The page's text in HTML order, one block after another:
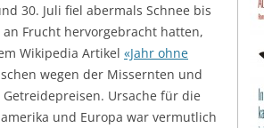
30. Juli fiel abermals Schnee bis
Frucht hervorgebracht hatten,
Wikipedia Artikel «Jahr ohne
wegen der Missernten und
Ursache für die
und Europa war vermutlich